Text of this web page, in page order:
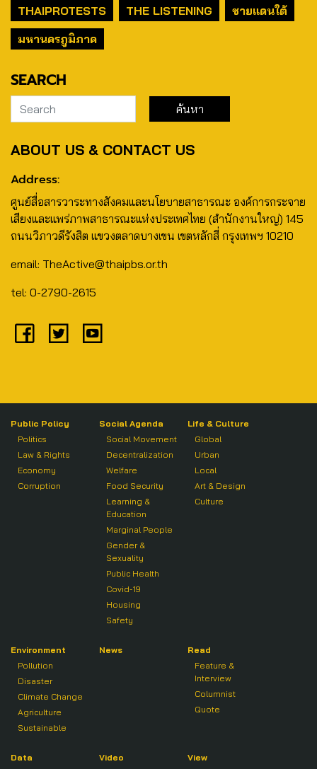
THAIPROTESTS
THE LISTENING
ชายแดนใต้
มหานครภูมิภาค
SEARCH
ABOUT US & CONTACT US
Address:
ศูนย์สื่อสารวาระทางสังคมและนโยบายสาธารณะ องค์การกระจาย
เสียงและแพร่ภาพสาธารณะแห่งประเทศไทย (สำนักงานใหญ่) 145
ถนนวิภาวดีรังสิต แขวงตลาดบางเขน เขตหลักสี่ กรุงเทพฯ 10210
email: TheActive@thaipbs.or.th
tel: 0-2790-2615
Public Policy
Politics
Law & Rights
Economy
Corruption
Social Agenda
Social Movement
Decentralization
Welfare
Food Security
Learning &
Education
Marginal People
Gender &
Sexuality
Public Health
Covid-19
Housing
Safety
Life & Culture
Global
Urban
Local
Art & Design
Culture
Environment
Pollution
Disaster
Climate Change
Agriculture
Sustainable
News
Read
Feature &
Interview
Columnist
Quote
Data
Video
View